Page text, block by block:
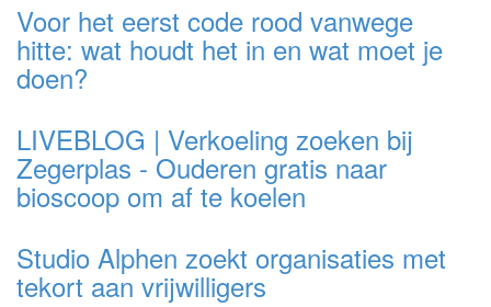
Voor het eerst code rood vanwege
hitte: wat houdt het in en wat moet je
doen?
LIVEBLOG | Verkoeling zoeken bij
Zegerplas - Ouderen gratis naar
bioscoop om af te koelen
Studio Alphen zoekt organisaties met
tekort aan vrijwilligers